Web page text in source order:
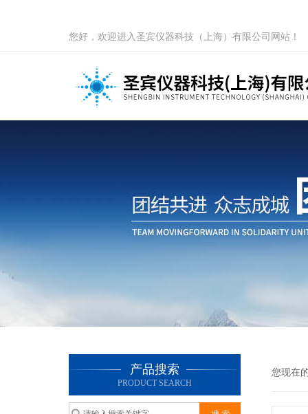
您好，欢迎进入圣宾仪器科技（上海）有限公司网站！
产品搜索
PRODUCT SEARCH
您现在